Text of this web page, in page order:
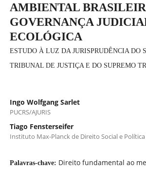
AMBIENTAL
GOVERNANÇA
ECOLÓGICA
ESTUDO À LUZ DA JURISPRUDÊNCIA DO
TRIBUNAL DE JUSTIÇA E DO SUPREMO
Ingo Wolfgang Sarlet
PUCRS/AJURIS
Tiago Fensterseifer
Instituto Max-Planck de Direito Social e Política
Palavras-chave: Direito fundamental ao